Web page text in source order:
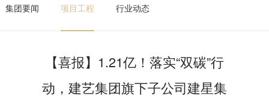
集团要闻 项目工程 行业动态
【喜报】1.21亿！落实“双碳”行
动，建艺集团旗下子公司建星集